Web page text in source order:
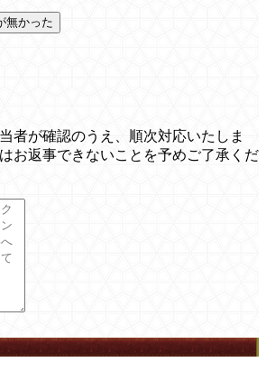
無かった
者が確認のうえ、順次対応いたしま
お返事できないことを予めご了承くだ